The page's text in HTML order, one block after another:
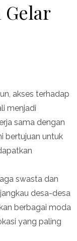
Gelar
akses terhadap
menjadi
sama dengan
bertujuan untuk
swasta dan
desa-desa
berbagai moda
yang paling